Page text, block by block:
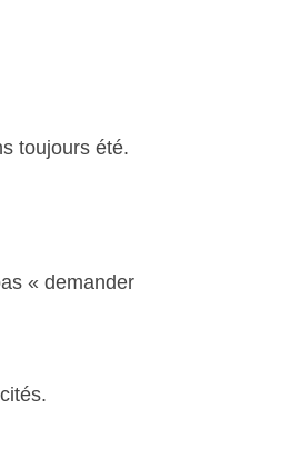
toujours été.
« demander